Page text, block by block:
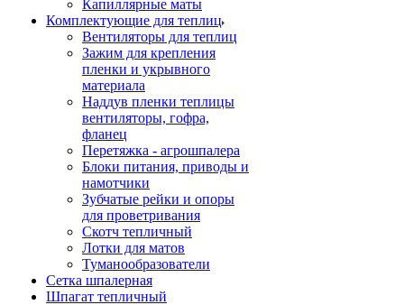
Капиллярные маты
Комплектующие для теплиц
Вентиляторы для теплиц
Зажим для крепления
пленки и укрывного
материала
Наддув пленки теплицы
вентиляторы, гофра,
фланец
Перетяжка - агрошпалера
Блоки питания, приводы и
намотчики
Зубчатые рейки и опоры
для проветривания
Скотч тепличный
Лотки для матов
Туманообразователи
Сетка шпалерная
Шпагат тепличный